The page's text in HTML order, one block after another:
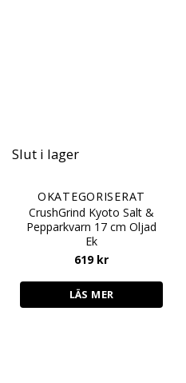
Slut i lager
OKATEGORISERAT
CrushGrind Kyoto Salt &
Pepparkvarn 17 cm Oljad
Ek
619 kr
LÄS MER